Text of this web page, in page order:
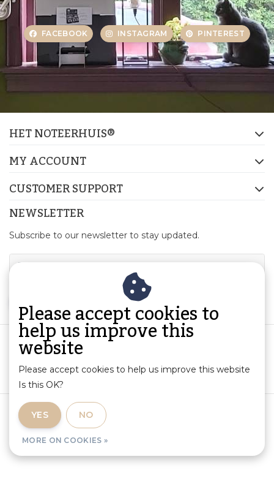
FACEBOOK INSTAGRAM PINTEREST
HET NOTEERHUIS®
MY ACCOUNT
CUSTOMER SUPPORT
NEWSLETTER
Subscribe to our newsletter to stay updated.
Terms and Conditions
Privacy Policy
Please accept cookies to
help us improve this
website
Please accept cookies to help us improve this website
Is this OK?
YES NO
MORE ON COOKIES »